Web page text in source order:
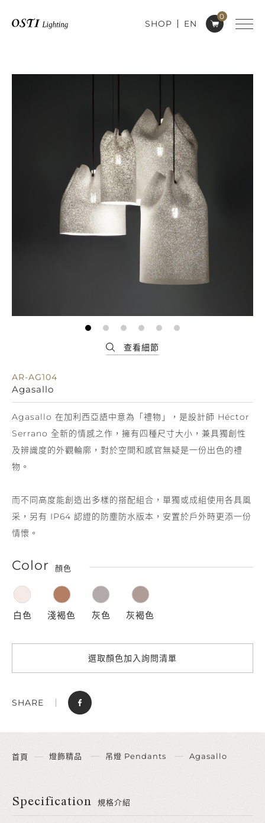
0
SHOP EN
AR-AG104
Agasallo
Agasallo 在加利西亞語中意為「禮物」，是設計師 Héctor
Serrano 全新的情感之作，擁有四種尺寸大小，兼具獨創性
及辨識度的外觀輪廓，對於空間和感官無疑是一份出色的禮
物。
而不同高度能創造出多樣的搭配組合，單獨或成組使用各具風
采，另有 IP64 認證的防塵防水版本，安置於戶外時更添一份
情懷。
Color 顏色
白色 淺褐色 灰色 灰褐色
選取顏色加入詢問清單
SHARE
首頁 燈飾精品 吊燈 Pendants Agasallo
Specification 規格介紹